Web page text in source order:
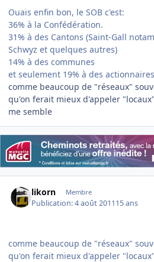
Ouais enfin bon, le SOB c'est:
36% à la Confédération.
31% à des Cantons (Saint-Gall
Schwyz et quelques autres)
14% à des communes
et seulement 19% à des
comme beaucoup de "réseaux"
qu'on ferait mieux d'appeler
me semble
likorn Membre
Publication:4 août 201115 ans
comme beaucoup de "réseaux"
qu'on ferait mieux d'appeler